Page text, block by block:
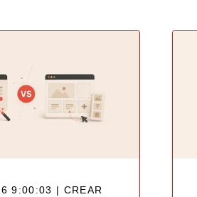
9:00:03 | CREAR